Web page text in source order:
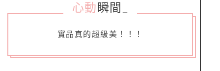
心動 瞬間
實品真的超級美！！！